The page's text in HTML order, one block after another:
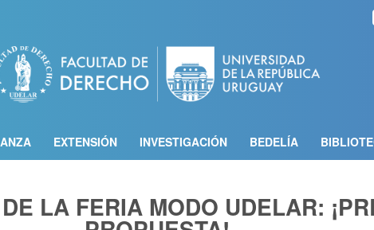
contenido
principal
EXTENSIÓN INVESTIGACIÓN BEDELÍA
LA FERIA MODO UDELAR: